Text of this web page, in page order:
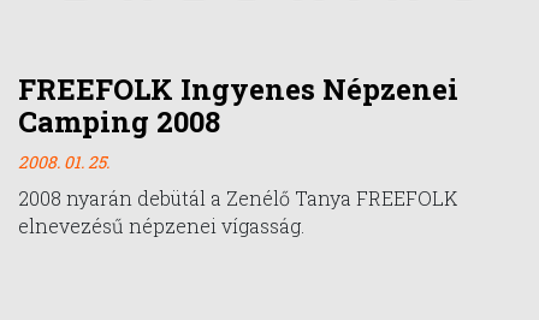
FREEFOLK Ingyenes Népzenei
Camping 2008
2008. 01. 25.
2008 nyarán debütál a Zenélő Tanya FREEFOLK
elnevezésű népzenei vígasság.